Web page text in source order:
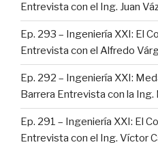
Entrevista con el Ing. Juan
Ep. 293 – Ingeniería XXI: El
Entrevista con el Alfredo
Ep. 292 – Ingeniería XXI:
Barrera Entrevista con la
Ep. 291 – Ingeniería XXI: El
Entrevista con el Ing. Víctor